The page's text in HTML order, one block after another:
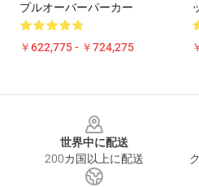
プルオーバーパーカー
￥622,775 - ￥724,275
世界中に配送
200カ国以上に配送